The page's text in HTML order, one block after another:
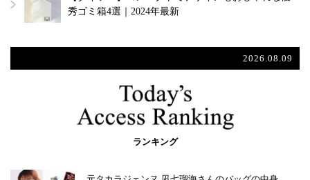
秀ゴミ箱4選｜2024年最新
2026.08.09
ランキング